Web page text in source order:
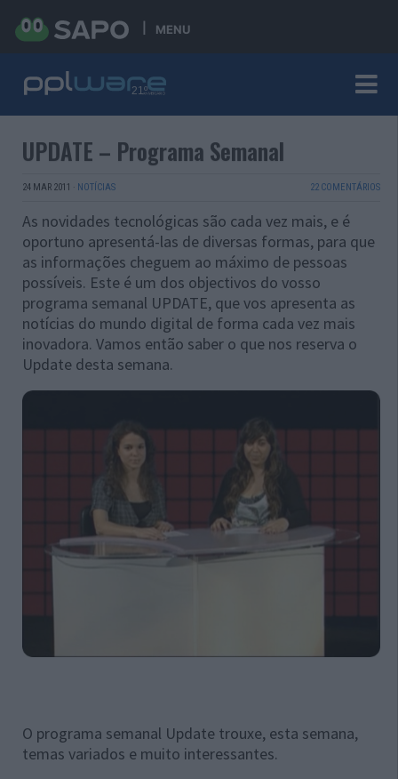
MENU
UPDATE – Programa Semanal
24 MAR 2011 · NOTÍCIAS 22 COMENTÁRIOS
As novidades tecnológicas são cada vez mais, e é
oportuno apresentá-las de diversas formas, para que
as informações cheguem ao máximo de pessoas
possíveis. Este é um dos objectivos do vosso
programa semanal UPDATE, que vos apresenta as
notícias do mundo digital de forma cada vez mais
inovadora. Vamos então saber o que nos reserva o
Update desta semana.
O programa semanal Update trouxe, esta semana,
temas variados e muito interessantes.